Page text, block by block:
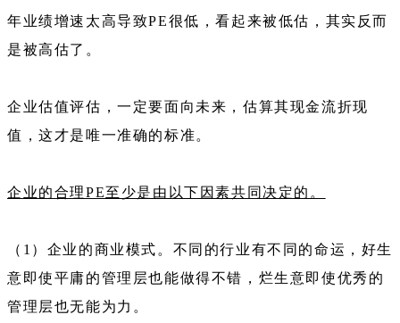
年业绩增速太高导致PE很低，看起来被低估，其实反而
是被高估了。
企业估值评估，一定要面向未来，估算其现金流折现
值，这才是唯一准确的标准。
企业的合理PE至少是由以下因素共同决定的。
（1）企业的商业模式。不同的行业有不同的命运，好生
意即使平庸的管理层也能做得不错，烂生意即使优秀的
管理层也无能为力。